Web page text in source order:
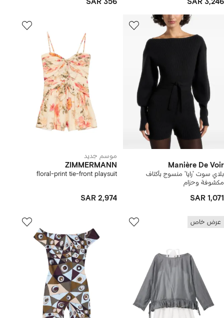
Manière De Voir
بلاي سوت 'رايا' منسوج بأكتاف
مكشوفة وحزام
SAR 1,071
موسم جديد
ZIMMERMANN
floral-print tie-front playsuit
SAR 2,974
عرض خاص